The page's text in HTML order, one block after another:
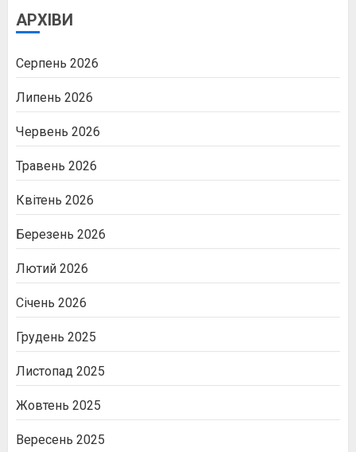
АРХІВИ
Серпень 2026
Липень 2026
Червень 2026
Травень 2026
Квітень 2026
Березень 2026
Лютий 2026
Січень 2026
Грудень 2025
Листопад 2025
Жовтень 2025
Вересень 2025